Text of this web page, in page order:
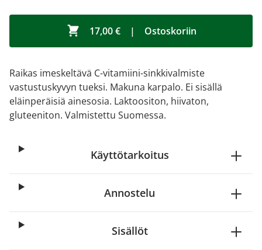
17,00 € | Ostoskoriin
Raikas imeskeltävä C-vitamiini-sinkkivalmiste
vastustuskyvyn tueksi. Makuna karpalo. Ei sisällä
eläinperäisiä ainesosia. Laktoositon, hiivaton,
gluteeniton. Valmistettu Suomessa.
Käyttötarkoitus
Annostelu
Sisällöt